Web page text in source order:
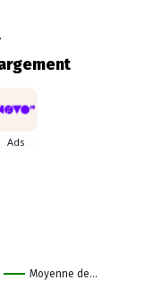
Moyenne de…